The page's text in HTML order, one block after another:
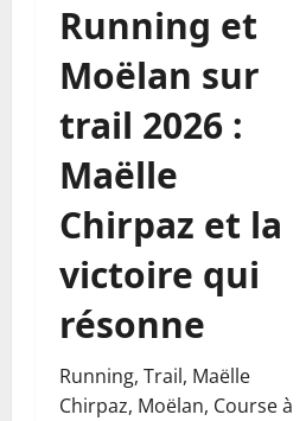
Running et
Moëlan sur
trail 2026 :
Maëlle
Chirpaz et la
victoire qui
résonne
Running, Trail, Maëlle
Chirpaz, Moëlan, Course à